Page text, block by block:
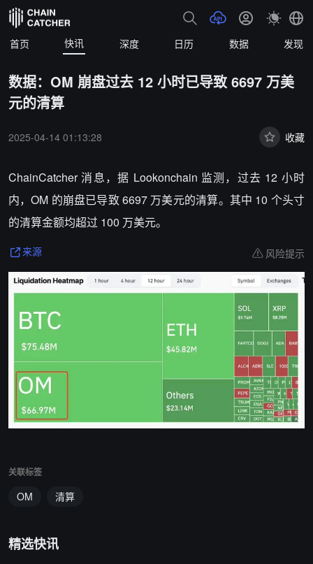
首页 快讯 深度 日历 数据 发现
数据：OM 崩盘过去 12 小时已导致 6697 万美
元的清算
2025-04-14 01:13:28 收藏
ChainCatcher 消息，据 Lookonchain 监测，过去 12 小时
内，OM 的崩盘已导致 6697 万美元的清算。其中 10 个头寸
的清算金额均超过 100 万美元。
来源 风险提示
关联标签
OM 清算
精选快讯